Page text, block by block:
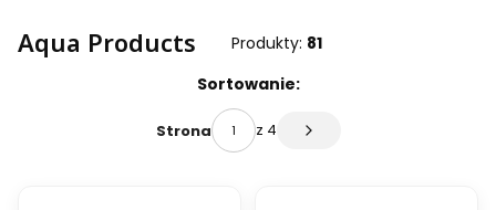
Aqua Products Produkty: 81
Sortowanie:
Strona z 4 Następne produkty